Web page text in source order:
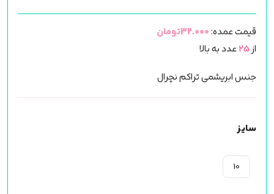
قیمت عمده:32.000تومان
از 25عدد به بالا
جنس ابریشمی تراکم نچرال
سایز
10